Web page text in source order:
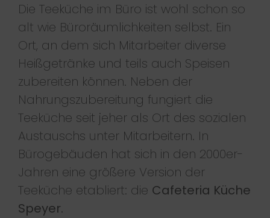
Die Teeküche im Büro ist wohl schon so
alt wie Büroräumlichkeiten selbst. Ein
Ort, an dem sich Mitarbeiter diverse
Heißgetränke und teils auch Speisen
zubereiten können. Neben der
Nahrungszubereitung fungiert die
Teeküche seit jeher als Ort des sozialen
Austauschs unter Mitarbeitern. In
Bürogebäuden hat sich in den 2000er-
Jahren eine größere Version der
Teeküche etabliert: die Cafeteria Küche
Speyer.